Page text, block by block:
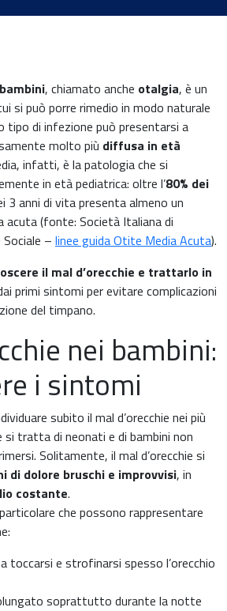
Trasfusionale
Ostetricia
sport
Geriatria e Reumatologia
, chiamato anche otalgia, è un
si può porre rimedio in modo naturale
tipo di infezione può presentarsi a
molto più diffusa in età
infatti, è la patologia che si
in età pediatrica: oltre l’80% dei
3 anni di vita presenta almeno un
acuta (fonte: Società Italiana di
– linee guida Otite Media Acuta).
il mal d’orecchie e trattarlo in
primi sintomi per evitare complicazioni
del timpano.
nei bambini:
i sintomi
subito il mal d’orecchie nei più
tratta di neonati e di bambini non
Solitamente, il mal d’orecchie si
di dolore bruschi e improvvisi, in
costante.
che possono rappresentare
toccarsi e strofinarsi spesso l’orecchio
soprattutto durante la notte